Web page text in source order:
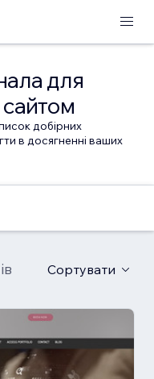
для
добірних
в досягненні ваших
Сортувати